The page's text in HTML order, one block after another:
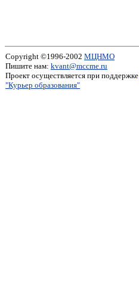
Copyright ©1996-2002 МЦНМО
Пишите нам: kvant@mccme.ru
Проект осуществляется при поддержке
"Курьер образования"